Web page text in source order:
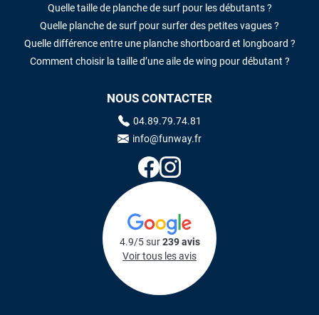
Quelle taille de planche de surf pour les débutants ?
Quelle planche de surf pour surfer des petites vagues ?
Quelle différence entre une planche shortboard et longboard ?
Comment choisir la taille d’une aile de wing pour débutant ?
NOUS CONTACTER
04.89.79.74.81
info@funway.fr
4.9/5 sur239 avis
Voir tous les avis